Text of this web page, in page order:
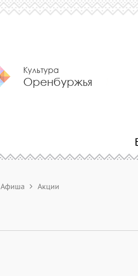
Культура
Оренбуржья
Афиша Акции